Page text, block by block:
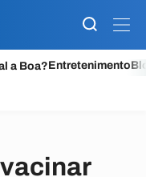
a Boa?Entretenimento